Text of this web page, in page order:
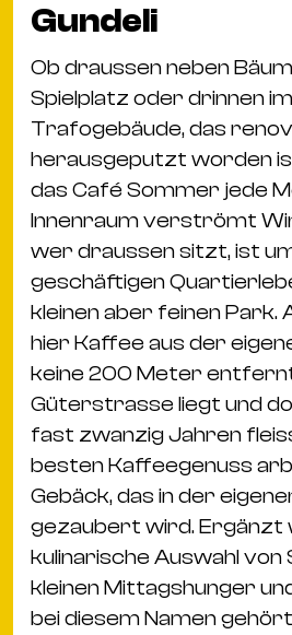
Gundeli
Ob draussen neben
Spielplatz oder drinnen
Trafogebäude, das
herausgeputzt worden
das Café Sommer jede
Innenraum verströmt
wer draussen sitzt, ist
geschäftigen
kleinen aber feinen Park.
hier Kaffee aus der
keine 200 Meter
Güterstrasse liegt und
fast zwanzig Jahren
besten Kaffeegenuss
Gebäck, das in der
gezaubert wird. Ergänzt
kulinarische Auswahl
kleinen Mittagshunger
bei diesem Namen gehört